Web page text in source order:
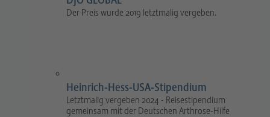
Der Preis wurde 2019 letztmalig vergeben.
Heinrich-Hess-USA-Stipendium
Letztmalig vergeben 2024 - Reisestipendium
gemeinsam mit der Deutschen Arthrose-Hilfe